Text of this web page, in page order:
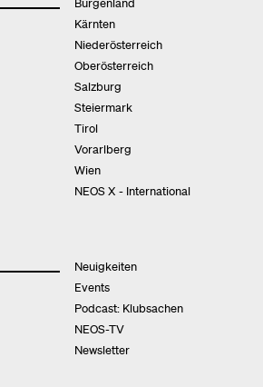
Kärnten
Niederösterreich
Oberösterreich
Salzburg
Steiermark
Tirol
Vorarlberg
Wien
NEOS X - International
Neuigkeiten
Events
Podcast: Klubsachen
NEOS-TV
Newsletter